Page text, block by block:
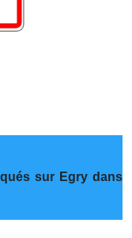
sur Egry dans